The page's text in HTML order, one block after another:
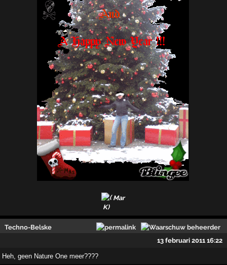
Mar
Techno-Belske
13 februari 2011 16:22
Heh, geen Nature One meer????